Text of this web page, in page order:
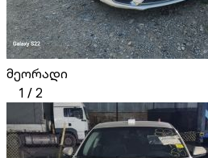
მეორადი
1 /2